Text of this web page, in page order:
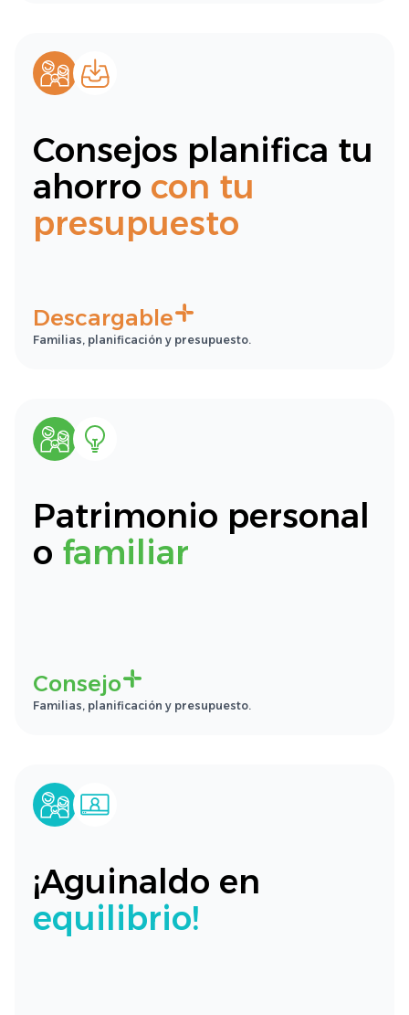
Consejos planifica tu
ahorro con tu
presupuesto
Descargable
Familias, planificación y presupuesto.
Patrimonio personal
o familiar
Consejo
Familias, planificación y presupuesto.
¡Aguinaldo en
equilibrio!